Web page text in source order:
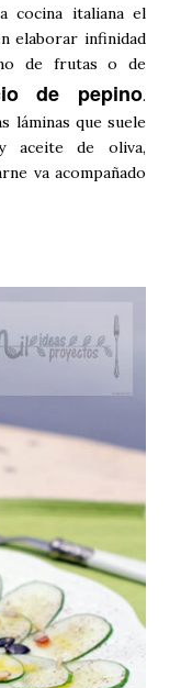
cocina italiana el
elaborar infinidad
de frutas o de
de pepino.
láminas que suele
aceite de oliva,
va acompañado